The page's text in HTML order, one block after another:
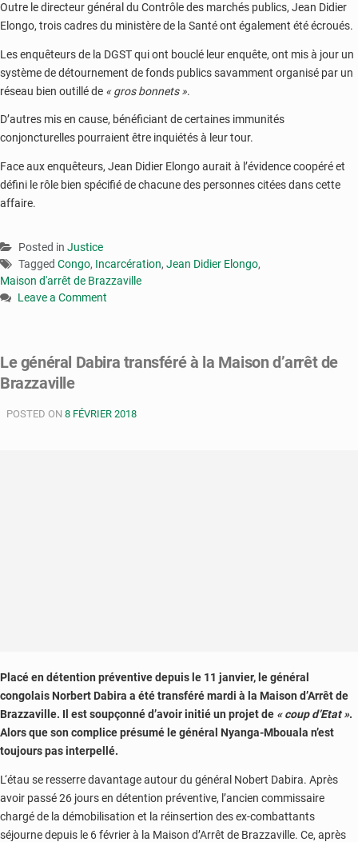
Outre le directeur général du Contrôle des marchés publics, Jean Didier
Elongo, trois cadres du ministère de la Santé ont également été écroués.
Les enquêteurs de la DGST qui ont bouclé leur enquête, ont mis à jour un
système de détournement de fonds publics savamment organisé par un
réseau bien outillé de « gros bonnets ».
D’autres mis en cause, bénéficiant de certaines immunités
conjoncturelles pourraient être inquiétés à leur tour.
Face aux enquêteurs, Jean Didier Elongo aurait à l’évidence coopéré et
défini le rôle bien spécifié de chacune des personnes citées dans cette
affaire.
Posted in Justice
Tagged Congo, Incarcération, Jean Didier Elongo,
Maison d'arrêt de Brazzaville
Leave a Comment
Elongo
incarcéré
la
Le général Dabira transféré à la Maison d’arrêt de
Brazzaville
POSTED ON 8 FÉVRIER 2018
Placé en détention préventive depuis le 11 janvier, le général
congolais Norbert Dabira a été transféré mardi à la Maison d’Arrêt de
Brazzaville. Il est soupçonné d’avoir initié un projet de « coup d’Etat ».
Alors que son complice présumé le général Nyanga-Mbouala n’est
toujours pas interpellé.
L‘étau se resserre davantage autour du général Nobert Dabira. Après
avoir passé 26 jours en détention préventive, l’ancien commissaire
chargé de la démobilisation et la réinsertion des ex-combattants
séjourne depuis le 6 février à la Maison d’Arrêt de Brazzaville. Ce, après